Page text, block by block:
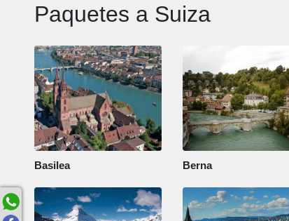
Paquetes a Suiza
Basilea Berna